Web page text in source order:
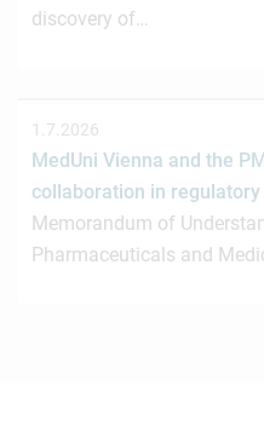
discovery of…
1.7.2026
MedUni Vienna and the
collaboration in regulatory
Memorandum of
Pharmaceuticals and